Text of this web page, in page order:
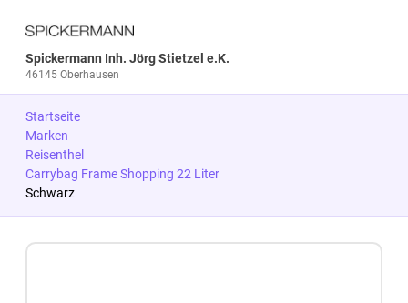
Spickermann Inh. Jörg Stietzel e.K.
46145 Oberhausen
Startseite
Marken
Reisenthel
Carrybag Frame Shopping 22 Liter
Schwarz